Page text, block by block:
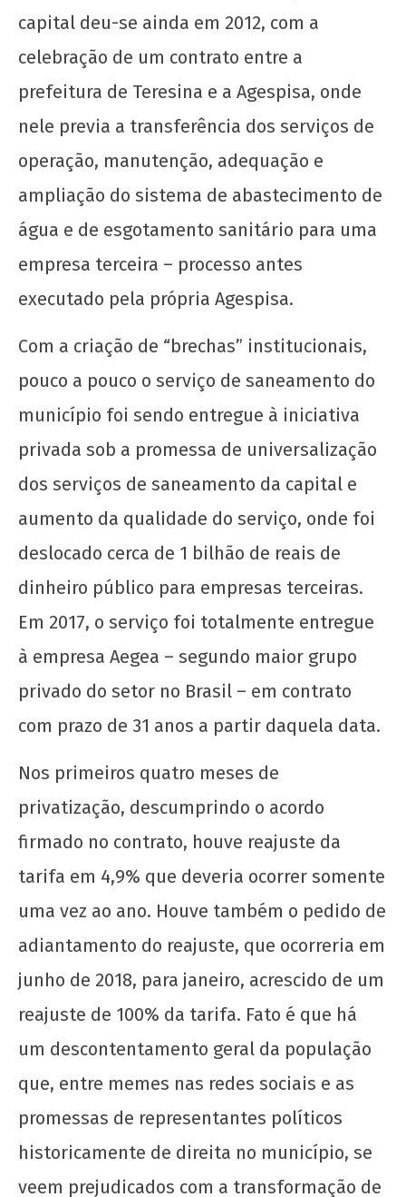
A UJC no Piauí diante do Fracionismo
12 de
março
2026
CN
UJC
capital deu-se ainda em 2012, com a
celebração de um contrato entre a
prefeitura de Teresina e a Agespisa, onde
nele previa a transferência dos serviços de
operação, manutenção, adequação e
ampliação do sistema de abastecimento de
água e de esgotamento sanitário para uma
empresa terceira – processo antes
executado pela própria Agespisa.
Com a criação de “brechas” institucionais,
pouco a pouco o serviço de saneamento do
município foi sendo entregue à iniciativa
privada sob a promessa de universalização
dos serviços de saneamento da capital e
aumento da qualidade do serviço, onde foi
deslocado cerca de 1 bilhão de reais de
dinheiro público para empresas terceiras.
Em 2017, o serviço foi totalmente entregue
à empresa Aegea – segundo maior grupo
privado do setor no Brasil – em contrato
com prazo de 31 anos a partir daquela data.
Nos primeiros quatro meses de
privatização, descumprindo o acordo
firmado no contrato, houve reajuste da
tarifa em 4,9% que deveria ocorrer somente
uma vez ao ano. Houve também o pedido de
adiantamento do reajuste, que ocorreria em
junho de 2018, para janeiro, acrescido de um
reajuste de 100% da tarifa. Fato é que há
um descontentamento geral da população
que, entre memes nas redes sociais e as
promessas de representantes políticos
historicamente de direita no município, se
veem prejudicados com a transformação de